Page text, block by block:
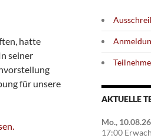
hatte
seiner
für unsere
AKTUELLE
Mo., 10.08.26
17:00